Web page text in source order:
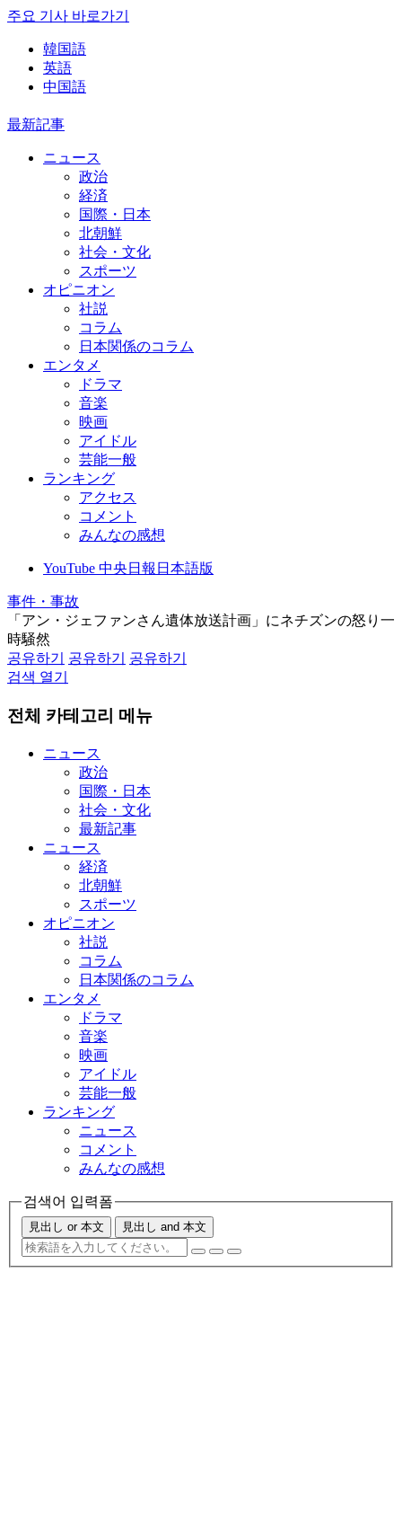
주요 기사 바로가기
韓国語
英語
中国語
最新記事
ニュース
政治
経済
国際・日本
北朝鮮
社会・文化
スポーツ
オピニオン
社説
コラム
日本関係のコラム
エンタメ
ドラマ
音楽
映画
アイドル
芸能一般
ランキング
アクセス
コメント
みんなの感想
YouTube 中央日報日本語版
事件・事故
「アン・ジェファンさん遺体放送計画」にネチズンの怒り一
時騒然
공유하기
공유하기
공유하기
검색 열기
전체 카테고리 메뉴
ニュース
政治
国際・日本
社会・文化
最新記事
ニュース
経済
北朝鮮
スポーツ
オピニオン
社説
コラム
日本関係のコラム
エンタメ
ドラマ
音楽
映画
アイドル
芸能一般
ランキング
ニュース
コメント
みんなの感想
검색어 입력폼
見出し or 本文 見出し and 本文